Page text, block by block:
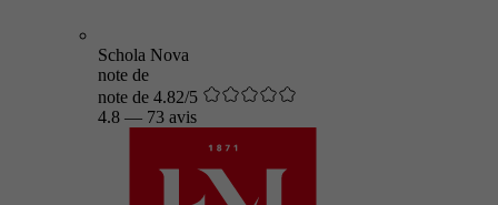
Schola Nova
note de
note de 4.82/5
4.8 — 73 avis